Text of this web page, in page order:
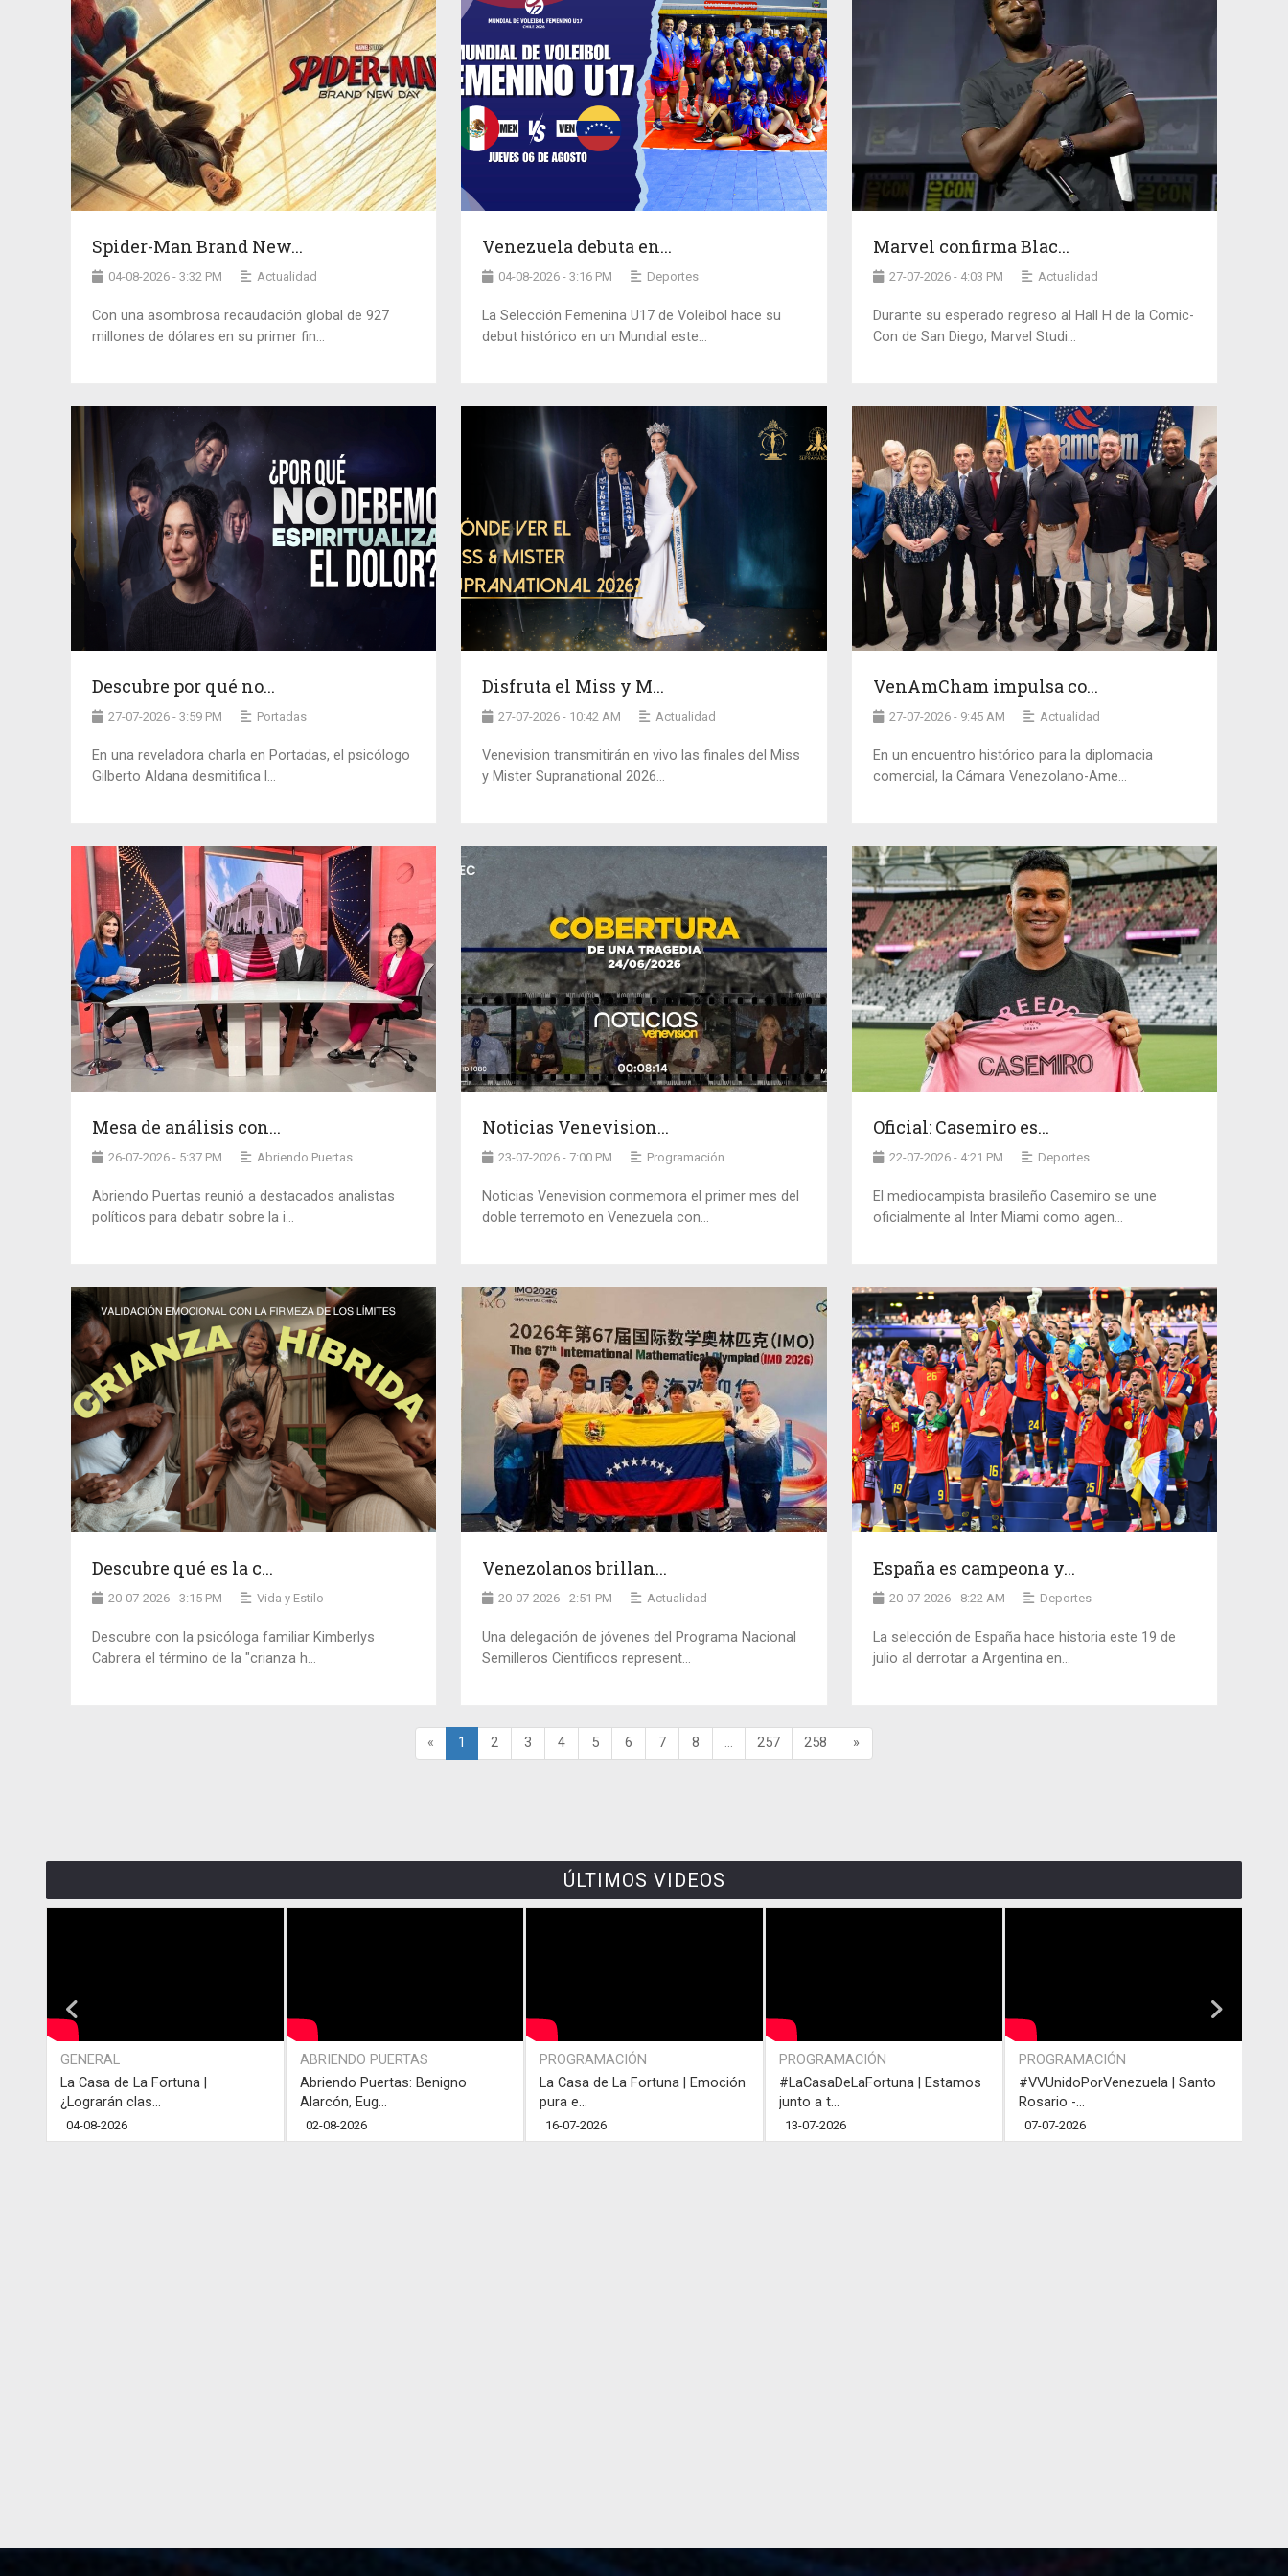
Spider-Man Brand New...
04-08-2026 - 3:32 PM Actualidad
Con una asombrosa recaudación global de 927
millones de dólares en su primer fin...
Venezuela debuta en...
04-08-2026 - 3:16 PM Deportes
La Selección Femenina U17 de Voleibol hace su
debut histórico en un Mundial este...
Marvel confirma Blac...
27-07-2026 - 4:03 PM Actualidad
Durante su esperado regreso al Hall H de la Comic-
Con de San Diego, Marvel Studi...
Descubre por qué no...
27-07-2026 - 3:59 PM Portadas
En una reveladora charla en Portadas, el psicólogo
Gilberto Aldana desmitifica l...
Disfruta el Miss y M...
27-07-2026 - 10:42 AM Actualidad
Venevision transmitirán en vivo las finales del Miss
y Mister Supranational 2026...
VenAmCham impulsa co...
27-07-2026 - 9:45 AM Actualidad
En un encuentro histórico para la diplomacia
comercial, la Cámara Venezolano-Ame...
Mesa de análisis con...
26-07-2026 - 5:37 PM Abriendo Puertas
Abriendo Puertas reunió a destacados analistas
políticos para debatir sobre la i...
Noticias Venevision...
23-07-2026 - 7:00 PM Programación
Noticias Venevision conmemora el primer mes del
doble terremoto en Venezuela con...
Oficial: Casemiro es...
22-07-2026 - 4:21 PM Deportes
El mediocampista brasileño Casemiro se une
oficialmente al Inter Miami como agen...
Descubre qué es la c...
20-07-2026 - 3:15 PM Vida y Estilo
Descubre con la psicóloga familiar Kimberlys
Cabrera el término de la "crianza h...
Venezolanos brillan...
20-07-2026 - 2:51 PM Actualidad
Una delegación de jóvenes del Programa Nacional
Semilleros Científicos represent...
España es campeona y...
20-07-2026 - 8:22 AM Deportes
La selección de España hace historia este 19 de
julio al derrotar a Argentina en...
« 1 2 3 4 5 6 7 8 ... 257 258 »
ÚLTIMOS VIDEOS
GENERAL
La Casa de La Fortuna |
¿Lograrán clas...
04-08-2026
ABRIENDO PUERTAS
Abriendo Puertas: Benigno
Alarcón, Eug...
02-08-2026
PROGRAMACIÓN
La Casa de La Fortuna | Emoción
pura e...
16-07-2026
PROGRAMACIÓN
#LaCasaDeLaFortuna | Estamos
junto a t...
13-07-2026
PROGRAMACIÓN
#VVUnidoPorVenezuela | Santo
Rosario -...
07-07-2026